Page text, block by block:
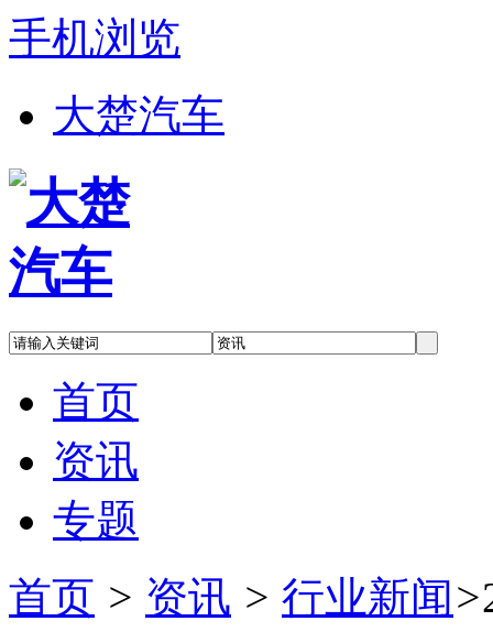
手机浏览
大楚汽车
首页
资讯
专题
首页 > 资讯 > 行业新闻>